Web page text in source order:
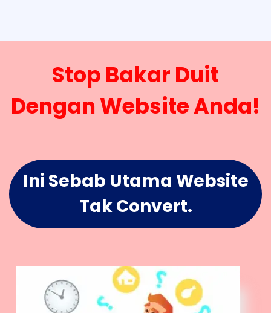
Stop Bakar Duit
Dengan Website Anda!
Ini Sebab Utama Website
Tak Convert.